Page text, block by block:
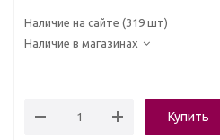
Наличие на сайте (319 шт)
Наличие в магазинах
Купить